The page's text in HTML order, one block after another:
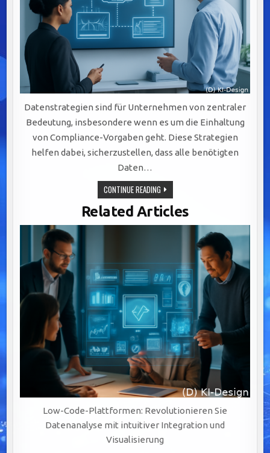
Datenstrategien sind für Unternehmen von zentraler
Bedeutung, insbesondere wenn es um die Einhaltung
von Compliance-Vorgaben geht. Diese Strategien
helfen dabei, sicherzustellen, dass alle benötigten
Daten…
CONTINUE READINGEFFEKTIVE
DATENSTRATEGIEN:
SCHLÜSSEL
ZUR
COMPLIANCE
UND
RISIKOMINDERUNG
UNTERNEHMEN
Related Articles
Low-Code-Plattformen: Revolutionieren Sie
Datenanalyse mit intuitiver Integration und
Visualisierung